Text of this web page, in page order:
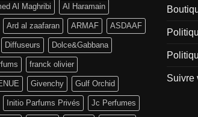
Al Maghribi Al Haramain
Ard al zaafaran ARMAF ASDAAF
Diffuseurs Dolce&Gabbana
franck olivier
Givenchy Gulf Orchid
Initio Parfums Privés Jc Perfumes
Suivre